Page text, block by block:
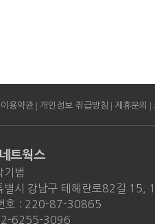
용약관 | 개인정보 취급방침 | 제휴문의 |
트웍스
기범
별시 강남구 테헤란로82길 15,
호 : 220-87-30865
6255-3096